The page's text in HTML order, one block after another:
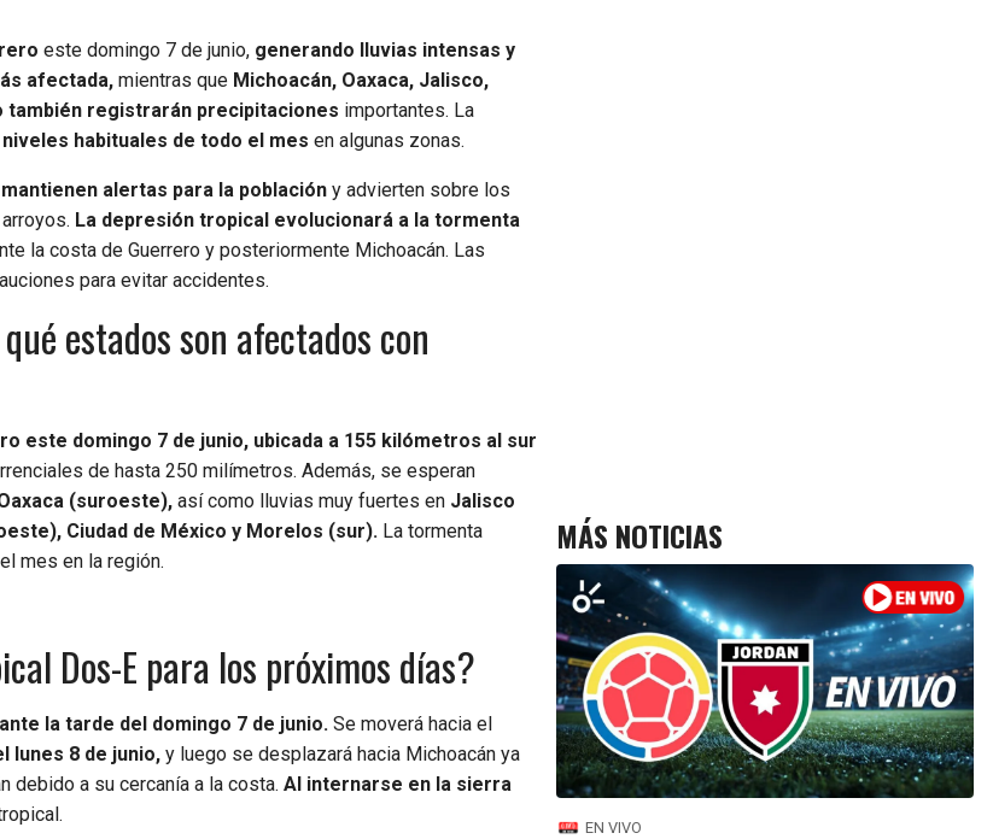
este domingo 7 de junio, generando lluvias intensas y
afectada, mientras que Michoacán, Oaxaca, Jalisco,
también registrarán precipitaciones importantes. La
habituales de todo el mes en algunas zonas.
alertas para la población y advierten sobre los
La depresión tropical evolucionará a la tormenta
la costa de Guerrero y posteriormente Michoacán. Las
para evitar accidentes.
estados son afectados con
este domingo 7 de junio, ubicada a 155 kilómetros al sur
de hasta 250 milímetros. Además, se esperan
(suroeste), así como lluvias muy fuertes en Jalisco
Ciudad de México y Morelos (sur). La tormenta
mes en la región.
Dos-E para los próximos días?
la tarde del domingo 7 de junio. Se moverá hacia el
lunes 8 de junio, y luego se desplazará hacia Michoacán ya
debido a su cercanía a la costa. Al internarse en la sierra
MÁS NOTICIAS
EN VIVO